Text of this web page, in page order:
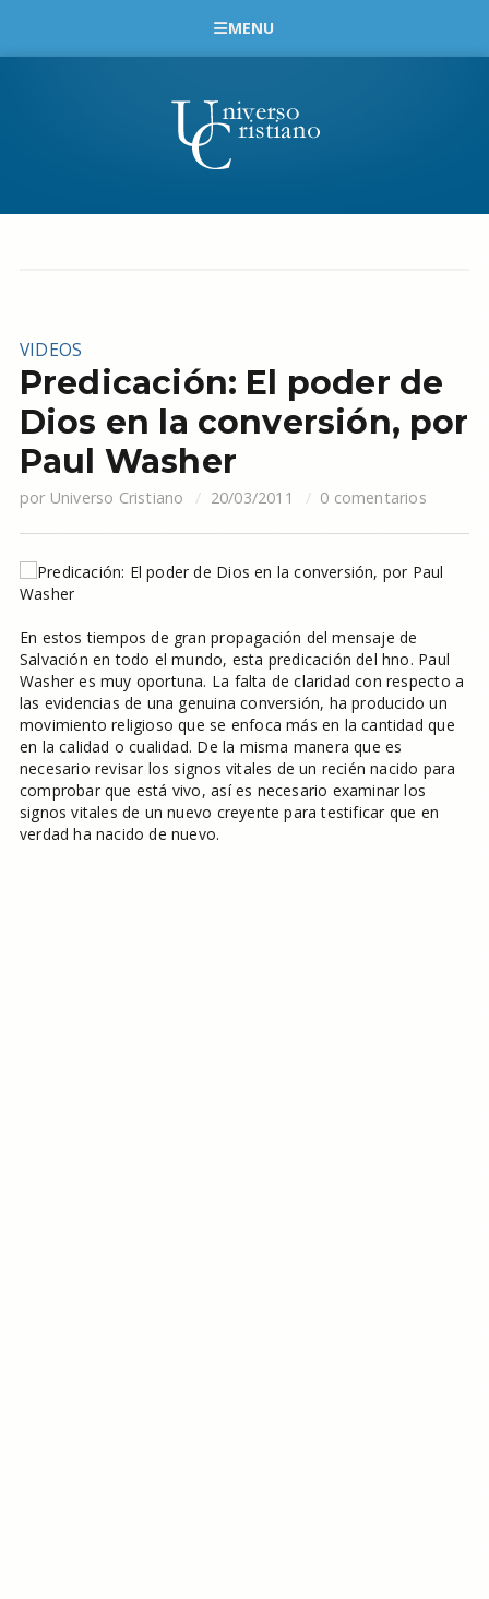
MENU
VIDEOS
Predicación: El poder de
Dios en la conversión, por
Paul Washer
por Universo Cristiano 20/03/2011 0 comentarios
En estos tiempos de gran propagación del mensaje de
Salvación en todo el mundo, esta predicación del hno. Paul
Washer es muy oportuna. La falta de claridad con respecto a
las evidencias de una genuina conversión, ha producido un
movimiento religioso que se enfoca más en la cantidad que
en la calidad o cualidad. De la misma manera que es
necesario revisar los signos vitales de un recién nacido para
comprobar que está vivo, así es necesario examinar los
signos vitales de un nuevo creyente para testificar que en
verdad ha nacido de nuevo.